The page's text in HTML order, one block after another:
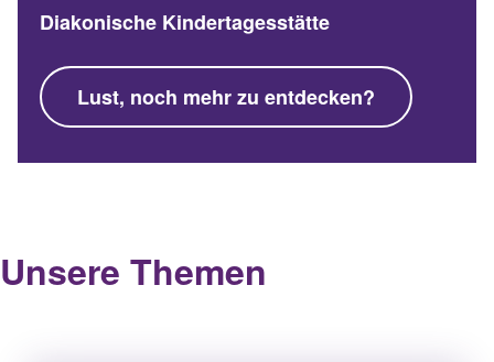
Diakonische Kindertagesstätte
Lust, noch mehr zu entdecken?
Unsere Themen